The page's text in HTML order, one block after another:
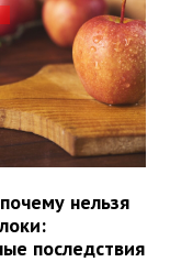
нельзя
последствия